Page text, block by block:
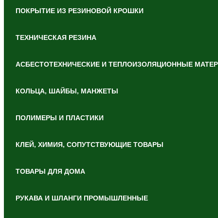
ПОКРЫТИЕ ИЗ РЕЗИНОВОЙ КРОШКИ
ТЕХНИЧЕСКАЯ РЕЗИНА
АСБЕСТОТЕХНИЧЕСКИЕ И ТЕПЛОИЗОЛЯЦИОННЫЕ
КОЛЬЦА, ШАЙБЫ, МАНЖЕТЫ
ПОЛИМЕРЫ И ПЛАСТИКИ
КЛЕЙ, ХИМИЯ, СОПУТСТВУЮЩИЕ ТОВАРЫ
ТОВАРЫ ДЛЯ ДОМА
РУКАВА И ШЛАНГИ ПРОМЫШЛЕННЫЕ